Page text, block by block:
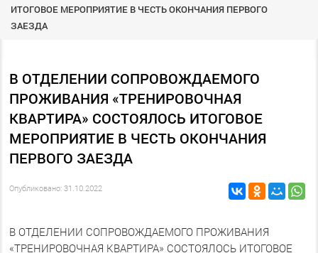
ИТОГОВОЕ МЕРОПРИЯТИЕ В ЧЕСТЬ ОКОНЧАНИЯ ПЕРВОГО
ЗАЕЗДА
В ОТДЕЛЕНИИ СОПРОВОЖДАЕМОГО
ПРОЖИВАНИЯ «ТРЕНИРОВОЧНАЯ
КВАРТИРА» СОСТОЯЛОСЬ ИТОГОВОЕ
МЕРОПРИЯТИЕ В ЧЕСТЬ ОКОНЧАНИЯ
ПЕРВОГО ЗАЕЗДА
Опубликовано: 31.10.2022
В ОТДЕЛЕНИИ СОПРОВОЖДАЕМОГО ПРОЖИВАНИЯ
«ТРЕНИРОВОЧНАЯ КВАРТИРА» СОСТОЯЛОСЬ ИТОГОВОЕ